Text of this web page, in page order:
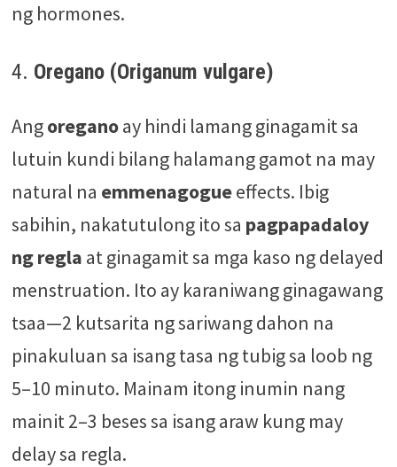
ng hormones.
4. Oregano (Origanum vulgare)
Angoreganoay hindi lamang ginagamit sa
lutuin kundi bilang halamang gamot na may
natural na emmenagogueeffects. Ibig
sabihin, nakatutulong ito sa pagpapadaloy
ng regla at ginagamit sa mga kaso ng delayed
menstruation. Ito ay karaniwang ginagawang
tsaa—2 kutsarita ng sariwang dahon na
pinakuluan sa isang tasa ng tubig sa loob ng
5–10 minuto. Mainam itong inumin nang
mainit 2–3 beses sa isang araw kung may
delay sa regla.